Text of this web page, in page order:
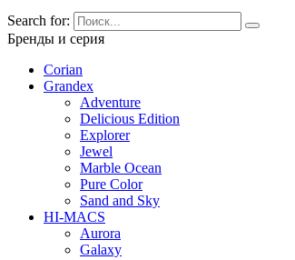
Search for:
Бренды и серия
Corian
Grandex
Adventure
Delicious Edition
Explorer
Jewel
Marble Ocean
Pure Color
Sand and Sky
HI-MACS
Aurora
Galaxy